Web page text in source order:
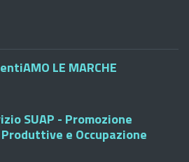
LE MARCHE
SUAP - Promozione
e Occupazione